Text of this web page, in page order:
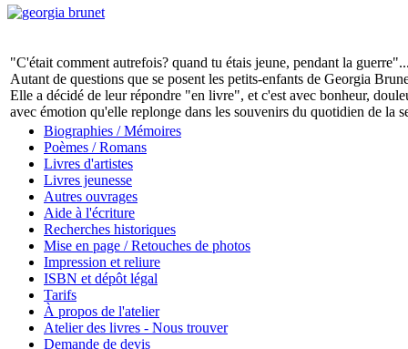
"C'était comment autrefois? quand tu étais jeune, pendant la
Autant de questions que se posent les petits-enfants de Georgia
Elle a décidé de leur répondre "en livre", et c'est avec bonheur,
avec émotion qu'elle replonge dans les souvenirs du quotidien de la
Biographies / Mémoires
Poèmes / Romans
Livres d'artistes
Livres jeunesse
Autres ouvrages
Aide à l'écriture
Recherches historiques
Mise en page / Retouches de photos
Impression et reliure
ISBN et dépôt légal
Tarifs
À propos de l'atelier
Atelier des livres - Nous trouver
Demande de devis